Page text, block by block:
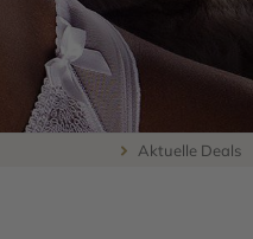
Aktuelle Deals